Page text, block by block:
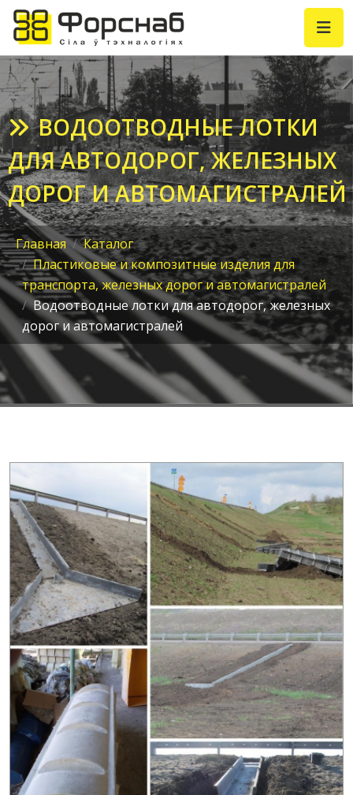
ВОДООТВОДНЫЕ ЛОТКИ
ДЛЯ АВТОДОРОГ, ЖЕЛЕЗНЫХ
ДОРОГ И АВТОМАГИСТРАЛЕЙ
Главная
Каталог
Пластиковые и композитные изделия для
транспорта, железных дорог и автомагистралей
Водоотводные лотки для автодорог, железных
дорог и автомагистралей